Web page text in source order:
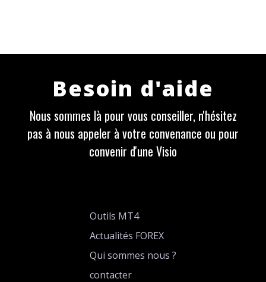
Besoin d'aide
Nous sommes là pour vous conseiller, n'hésitez
pas à nous appeler à votre convenance ou pour
convenir d'une Visio
Outils MT4
Actualités FOREX
Qui sommes nous ?
contacter